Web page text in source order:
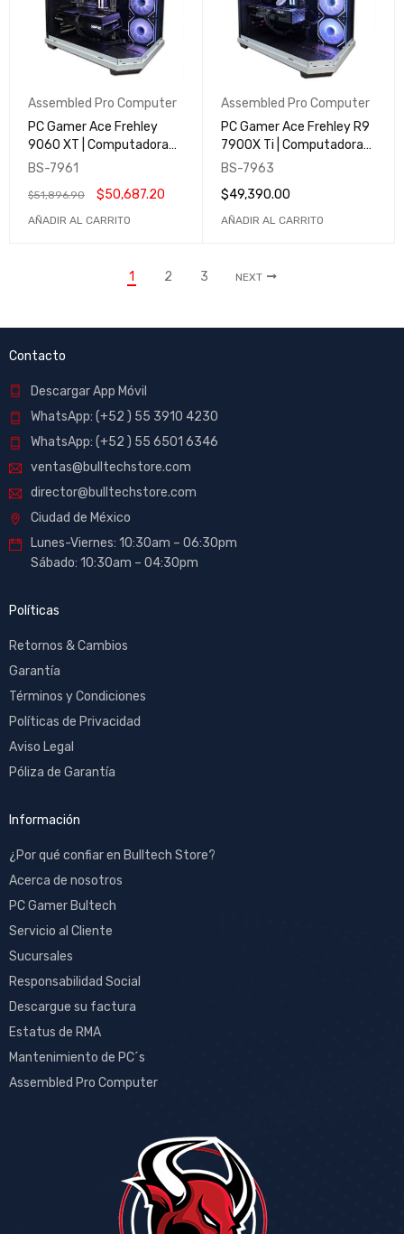
Assembled Pro Computer
PC Gamer Ace Frehley
9060 XT | Computadora
Gamer y Profesional |
BS-7961
$51,896.90 $50,687.20
AÑADIR AL CARRITO
Assembled Pro Computer
PC Gamer Ace Frehley R9
7900X Ti | Computadora
Gamer y Profesional |
BS-7963
$49,390.00
AÑADIR AL CARRITO
1 2 3 NEXT
Contacto
Descargar App Móvil
WhatsApp: (+52 ) 55 3910 4230
WhatsApp: (+52 ) 55 6501 6346
ventas@bulltechstore.com
director@bulltechstore.com
Ciudad de México
Lunes-Viernes: 10:30am – 06:30pm
Sábado: 10:30am – 04:30pm
Políticas
Retornos & Cambios
Garantía
Términos y Condiciones
Políticas de Privacidad
Aviso Legal
Póliza de Garantía
Información
¿Por qué confiar en Bulltech Store?
Acerca de nosotros
PC Gamer Bultech
Servicio al Cliente
Sucursales
Responsabilidad Social
Descargue su factura
Estatus de RMA
Mantenimiento de PC´s
Assembled Pro Computer